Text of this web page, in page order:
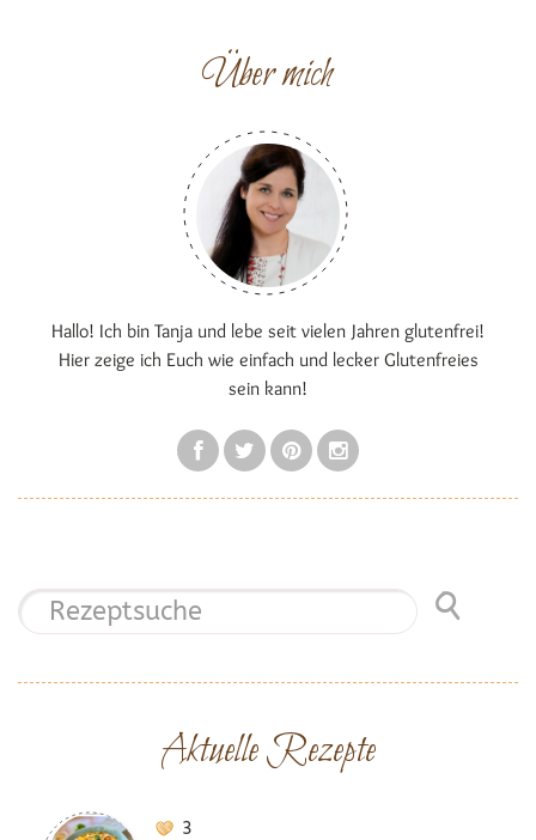
Über mich
Hallo! Ich bin Tanja und lebe seit vielen Jahren glutenfrei!
Hier zeige ich Euch wie einfach und lecker Glutenfreies
sein kann!
Aktuelle Rezepte
3